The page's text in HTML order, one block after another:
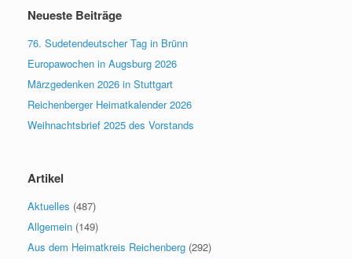
Neueste Beiträge
76. Sudetendeutscher Tag in Brünn
Europawochen in Augsburg 2026
Märzgedenken 2026 in Stuttgart
Reichenberger Heimatkalender 2026
Weihnachtsbrief 2025 des Vorstands
Artikel
Aktuelles (487)
Allgemein (149)
Aus dem Heimatkreis Reichenberg (292)